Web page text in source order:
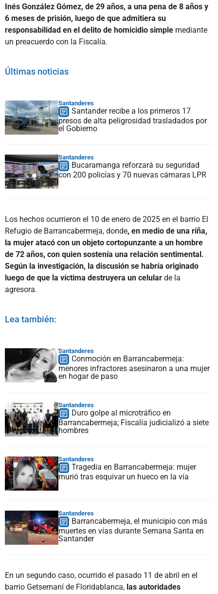
Inés González Gómez, de 29 años, a una pena de 8 años y
6 meses de prisión, luego de que admitiera su
responsabilidad en el delito de homicidio simple mediante
un preacuerdo con la Fiscalía.
Últimas noticias
Santanderes
Santander recibe a los primeros 17
presos de alta peligrosidad trasladados por
el Gobierno
Santanderes
Bucaramanga reforzará su seguridad
con 200 policías y 70 nuevas cámaras LPR
Los hechos ocurrieron el 10 de enero de 2025 en el barrio El
Refugio de Barrancabermeja, donde, en medio de una riña,
la mujer atacó con un objeto cortopunzante a un hombre
de 72 años, con quien sostenía una relación sentimental.
Según la investigación, la discusión se habría originado
luego de que la víctima destruyera un celular de la
agresora.
Lea también:
Santanderes
Conmoción en Barrancabermeja:
menores infractores asesinaron a una mujer
en hogar de paso
Santanderes
Duro golpe al microtráfico en
Barrancabermeja; Fiscalía judicializó a siete
hombres
Santanderes
Tragedia en Barrancabermeja: mujer
murió tras esquivar un hueco en la vía
Santanderes
Barrancabermeja, el municipio con más
muertes en vías durante Semana Santa en
Santander
En un segundo caso, ocurrido el pasado 11 de abril en el
barrio Getsemaní de Floridablanca, las autoridades